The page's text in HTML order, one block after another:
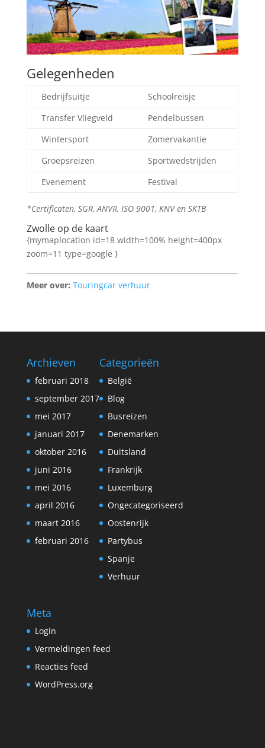
Gelegenheden
Bedrijfsuitje
Schoolreisje
Transfer Vliegveld
Pendelbussen
Wintersport
Zomervakantie
Groepsreizen
Sportwedstrijden
Evenement
Festival
*Certificaten, SGR, ANVR, ISO 9001, KNV en SKTB
Zwolle op de kaart
{mymaplocation id=18 width=100% height=400px
zoom=11 type=google }
Meer over: Touringcar verhuur
Archieven
februari 2018
september 2017
mei 2017
januari 2017
oktober 2016
juni 2016
mei 2016
april 2016
maart 2016
februari 2016
Categorieën
België
Blog
Busreizen
Denemarken
Duitsland
Frankrijk
Luxemburg
Ongecategoriseerd
Oostenrijk
Partybus
Spanje
Verhuur
Meta
Login
Vermeldingen feed
Reacties feed
WordPress.org